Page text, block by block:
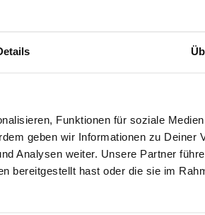
Funktionen für soziale
geben wir Informationen zu Deiner
Analysen weiter. Unsere Partner
bereitgestellt hast oder die sie im